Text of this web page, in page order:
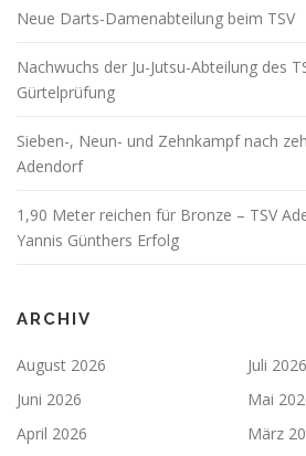
a
i
o
n
Neue Darts-Damenabteilung beim TSV
Nachwuchs der Ju-Jutsu-Abteilung des
Gürtelprüfung
Sieben-, Neun- und Zehnkampf nach
Adendorf
1,90 Meter reichen für Bronze – TSV
Yannis Günthers Erfolg
ARCHIV
August 2026
Juli 2026
Juni 2026
Mai
April 2026
März